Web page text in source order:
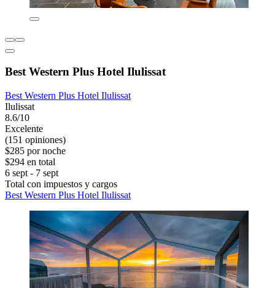
Best Western Plus Hotel Ilulissat
Best Western Plus Hotel Ilulissat
Ilulissat
8.6/10
Excelente
(151 opiniones)
$285 por noche
$294 en total
6 sept - 7 sept
Total con impuestos y cargos
Best Western Plus Hotel Ilulissat